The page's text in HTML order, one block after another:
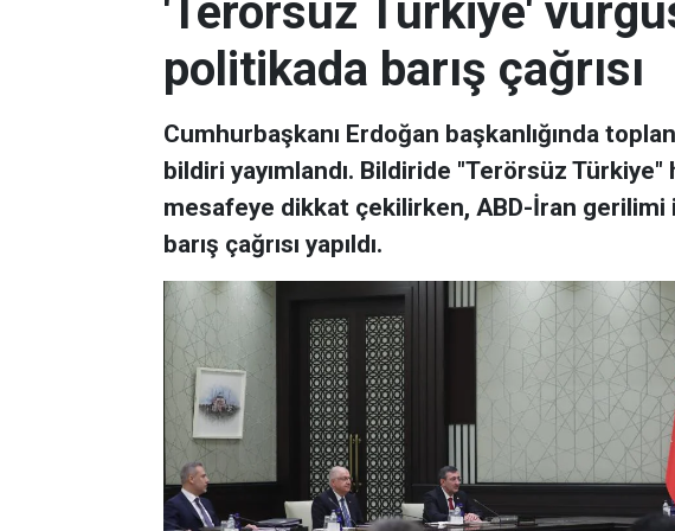
'Terörsüz Türkiye'
politikada barış çağrısı
Cumhurbaşkanı Erdoğan başkanlığında
bildiri yayımlandı. Bildiride "Terörsüz
mesafeye dikkat çekilirken, ABD-İran gerilimi
barış çağrısı yapıldı.